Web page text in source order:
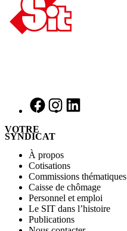
VOTRE
SYNDICAT
À propos
Cotisations
Commissions thématiques
Caisse de chômage
Personnel et emploi
Le SIT dans l’histoire
Publications